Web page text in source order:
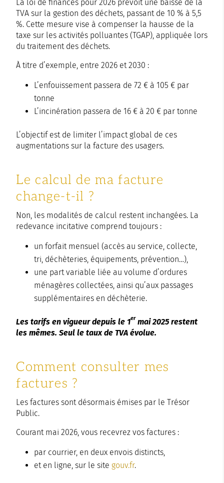
La loi de finances pour 2026 prévoit une baisse de la
TVA sur la gestion des déchets, passant de 10 % à 5,5
%. Cette mesure vise à compenser la hausse de la
taxe sur les activités polluantes (TGAP), appliquée lors
du traitement des déchets.
À titre d’exemple, entre 2026 et 2030 :
L’enfouissement passera de 72 € à 105 € par
tonne
L’incinération passera de 16 € à 20 € par tonne
L’objectif est de limiter l’impact global de ces
augmentations sur la facture des usagers.
Le calcul de ma facture
change-t-il ?
Non, les modalités de calcul restent inchangées. La
redevance incitative comprend toujours :
un forfait mensuel (accès au service, collecte,
tri, déchèteries, équipements, prévention…),
une part variable liée au volume d’ordures
ménagères collectées, ainsi qu’aux passages
supplémentaires en déchèterie.
Les tarifs en vigueur depuis le 1er mai 2025 restent
les mêmes. Seul le taux de TVA évolue.
Comment consulter mes
factures ?
Les factures sont désormais émises par le Trésor
Public.
Courant mai 2026, vous recevrez vos factures :
par courrier, en deux envois distincts,
et en ligne, sur le site gouv.fr.